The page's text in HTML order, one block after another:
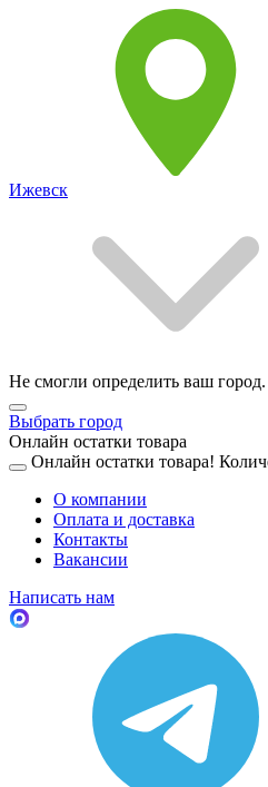
Ижевск
Не смогли определить ваш
Выбрать город
Онлайн остатки товара
Онлайн остатки товара!
О компании
Оплата и доставка
Контакты
Вакансии
Написать нам